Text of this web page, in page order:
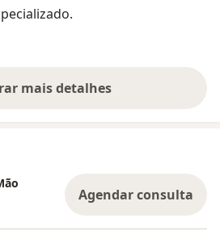
mais detalhes
sobre a experiência
Agendar consulta